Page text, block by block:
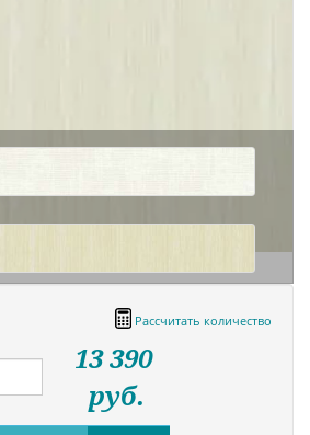
Рассчитать количество
13 390
руб.